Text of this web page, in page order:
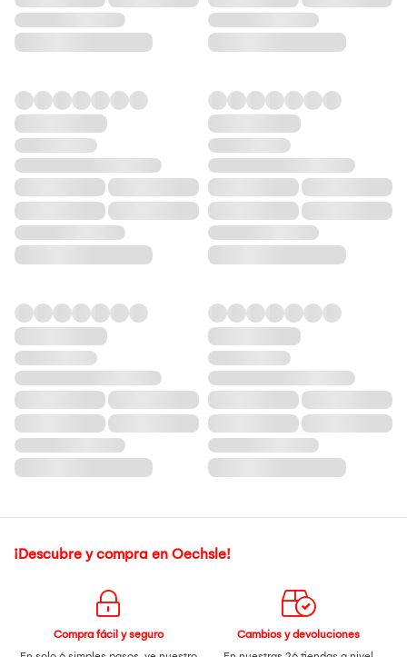
¡Descubre y compra en Oechsle!
Compra fácil y seguro
Cambios y devoluciones